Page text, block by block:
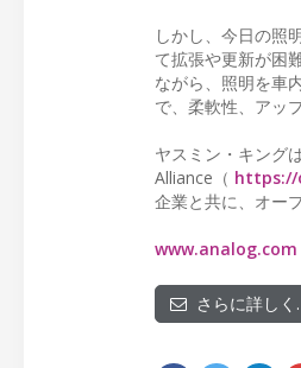
しかし、今日の照
て拡張や更新が困
ながら、照明を車
で、柔軟性、アッ
ヤスミン・キング
Alliance（ https://
企業と共に、オー
www.analog.com
さらに詳し